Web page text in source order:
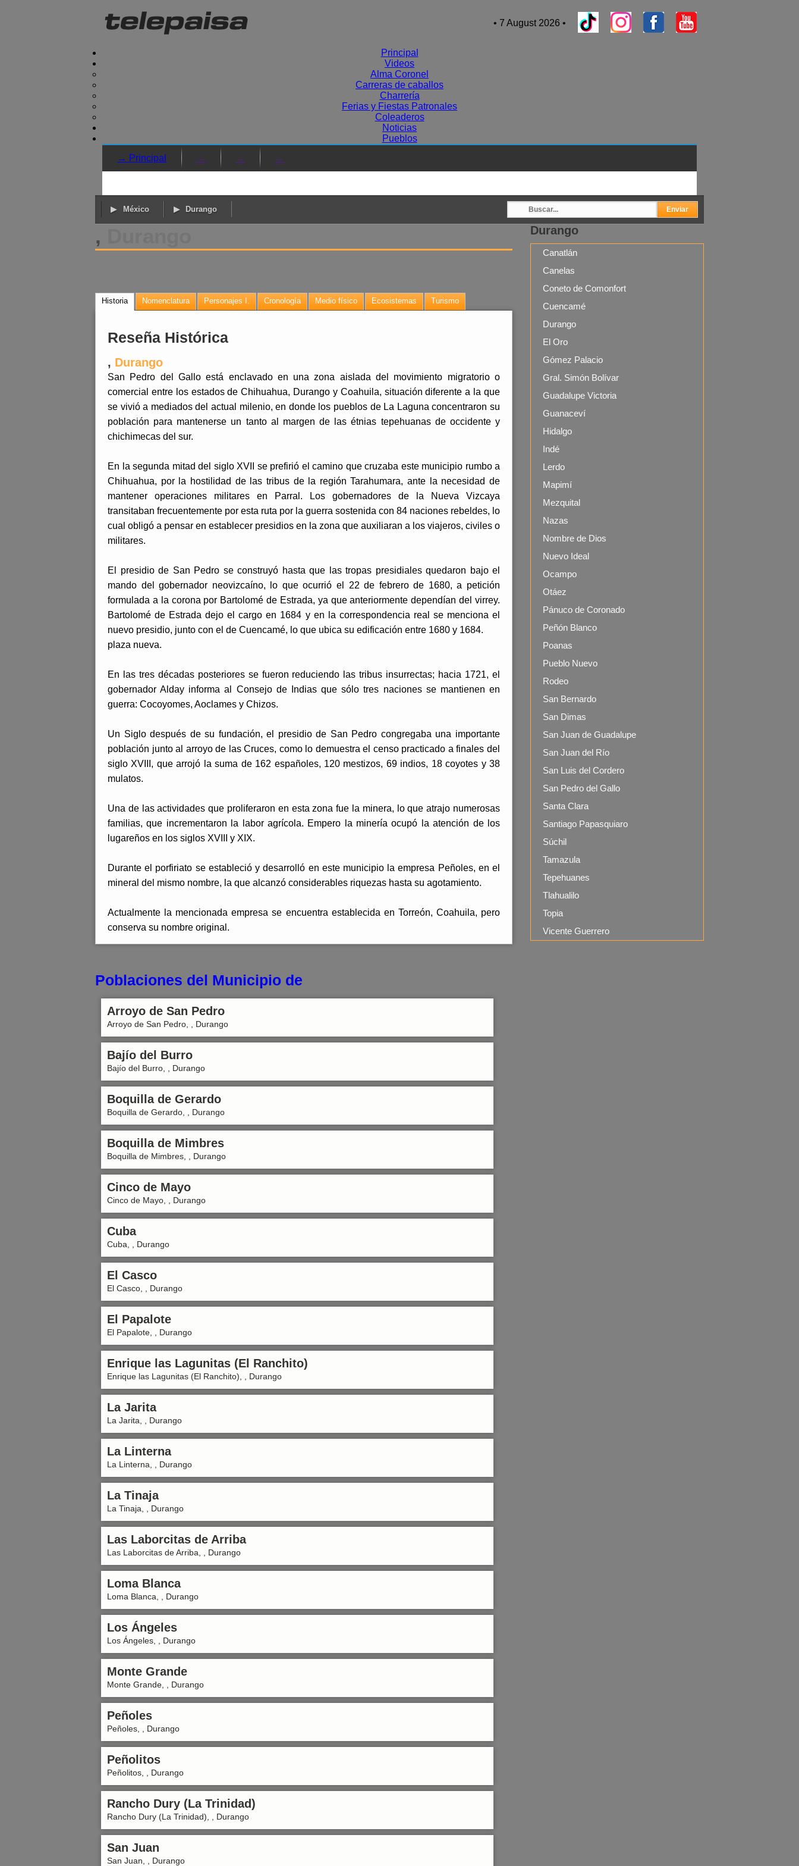
• 7 August 2026 •
Principal
Videos
Alma Coronel
Carreras de caballos
Charrería
Ferias y Fiestas Patronales
Coleaderos
Noticias
Pueblos
→ Principal
→ → →
México Durango
,
Historia Nomenclatura Personajes I. Cronología Medio físico Ecosistemas Turismo
Reseña Histórica
, Durango
San Pedro del Gallo está enclavado en una zona aislada del movimiento migratorio o
comercial entre los estados de Chihuahua, Durango y Coahuila, situación diferente a la que
se vivió a mediados del actual milenio, en donde los pueblos de La Laguna concentraron su
población para mantenerse un tanto al margen de las étnias tepehuanas de occidente y
chichimecas del sur.
En la segunda mitad del siglo XVII se prefirió el camino que cruzaba este municipio rumbo a
Chihuahua, por la hostilidad de las tribus de la región Tarahumara, ante la necesidad de
mantener operaciones militares en Parral. Los gobernadores de la Nueva Vizcaya
transitaban frecuentemente por esta ruta por la guerra sostenida con 84 naciones rebeldes, lo
cual obligó a pensar en establecer presidios en la zona que auxiliaran a los viajeros, civiles o
militares.
El presidio de San Pedro se construyó hasta que las tropas presidiales quedaron bajo el
mando del gobernador neovizcaíno, lo que ocurrió el 22 de febrero de 1680, a petición
formulada a la corona por Bartolomé de Estrada, ya que anteriormente dependían del virrey.
Bartolomé de Estrada dejo el cargo en 1684 y en la correspondencia real se menciona el
nuevo presidio, junto con el de Cuencamé, lo que ubica su edificación entre 1680 y 1684.
plaza nueva.
En las tres décadas posteriores se fueron reduciendo las tribus insurrectas; hacia 1721, el
gobernador Alday informa al Consejo de Indias que sólo tres naciones se mantienen en
guerra: Cocoyomes, Aoclames y Chizos.
Un Siglo después de su fundación, el presidio de San Pedro congregaba una importante
población junto al arroyo de las Cruces, como lo demuestra el censo practicado a finales del
siglo XVIII, que arrojó la suma de 162 españoles, 120 mestizos, 69 indios, 18 coyotes y 38
mulatos.
Una de las actividades que proliferaron en esta zona fue la minera, lo que atrajo numerosas
familias, que incrementaron la labor agrícola. Empero la minería ocupó la atención de los
lugareños en los siglos XVIII y XIX.
Durante el porfiriato se estableció y desarrolló en este municipio la empresa Peñoles, en el
mineral del mismo nombre, la que alcanzó considerables riquezas hasta su agotamiento.
Actualmente la mencionada empresa se encuentra establecida en Torreón, Coahuila, pero
conserva su nombre original.
Poblaciones del Municipio de
Arroyo de San Pedro
Arroyo de San Pedro, , Durango
Bajío del Burro
Bajío del Burro, , Durango
Boquilla de Gerardo
Boquilla de Gerardo, , Durango
Boquilla de Mimbres
Boquilla de Mimbres, , Durango
Cinco de Mayo
Cinco de Mayo, , Durango
Cuba
Cuba, , Durango
El Casco
El Casco, , Durango
El Papalote
El Papalote, , Durango
Enrique las Lagunitas (El Ranchito)
Enrique las Lagunitas (El Ranchito), , Durango
La Jarita
La Jarita, , Durango
La Linterna
La Linterna, , Durango
La Tinaja
La Tinaja, , Durango
Las Laborcitas de Arriba
Las Laborcitas de Arriba, , Durango
Loma Blanca
Loma Blanca, , Durango
Los Ángeles
Los Ángeles, , Durango
Monte Grande
Monte Grande, , Durango
Peñoles
Peñoles, , Durango
Peñolitos
Peñolitos, , Durango
Rancho Dury (La Trinidad)
Rancho Dury (La Trinidad), , Durango
San Juan
San Juan, , Durango
Durango
Canatlán
Canelas
Coneto de Comonfort
Cuencamé
Durango
El Oro
Gómez Palacio
Gral. Simón Bolívar
Guadalupe Victoria
Guanaceví
Hidalgo
Indé
Lerdo
Mapimí
Mezquital
Nazas
Nombre de Dios
Nuevo Ideal
Ocampo
Otáez
Pánuco de Coronado
Peñón Blanco
Poanas
Pueblo Nuevo
Rodeo
San Bernardo
San Dimas
San Juan de Guadalupe
San Juan del Río
San Luis del Cordero
San Pedro del Gallo
Santa Clara
Santiago Papasquiaro
Súchil
Tamazula
Tepehuanes
Tlahualilo
Topia
Vicente Guerrero